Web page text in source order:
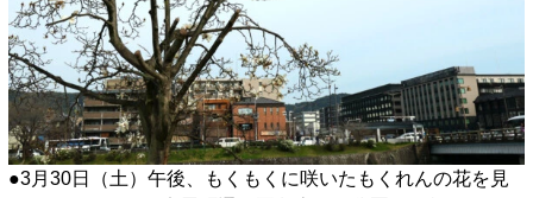
●3月30日（土）午後、もくもくに咲いたもくれんの花を見